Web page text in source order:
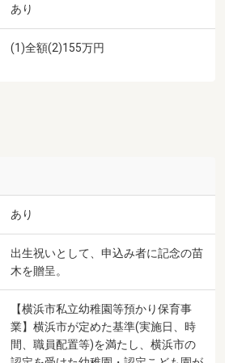
あり
(1)全額(2)155万円
あり
出生祝いとして、申込み者に記念の苗
木を贈呈。
【横浜市私立幼稚園等預かり保育事
業】横浜市が定めた基準(実施日、時
間、職員配置等)を満たし、横浜市の